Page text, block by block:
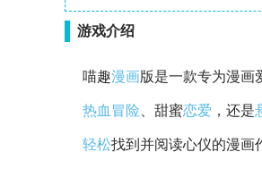
游戏介绍
喵趣漫画版是一款专为漫画
热血 冒险 、甜蜜恋爱 ，还是
轻松找到并阅读心仪的漫画